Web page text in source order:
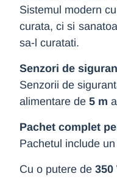
Sistemul modern
curata, ci si
sa-l curatati.
Senzori de
Senzorii de
alimentare de 5 m
Pachet complet
Pachetul include
Cu o putere de 350